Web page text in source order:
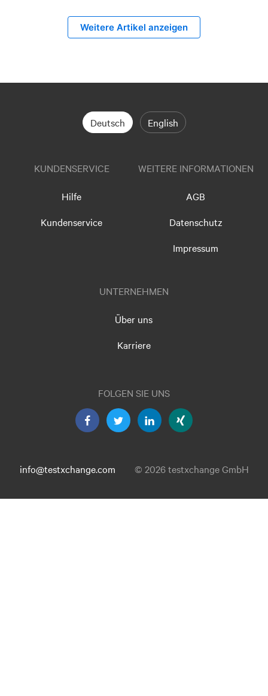
Weitere Artikel anzeigen
Deutsch English
KUNDENSERVICE
Hilfe
Kundenservice
WEITERE INFORMATIONEN
AGB
Datenschutz
Impressum
UNTERNEHMEN
Über uns
Karriere
FOLGEN SIE UNS
info@testxchange.com © 2026 testxchange GmbH